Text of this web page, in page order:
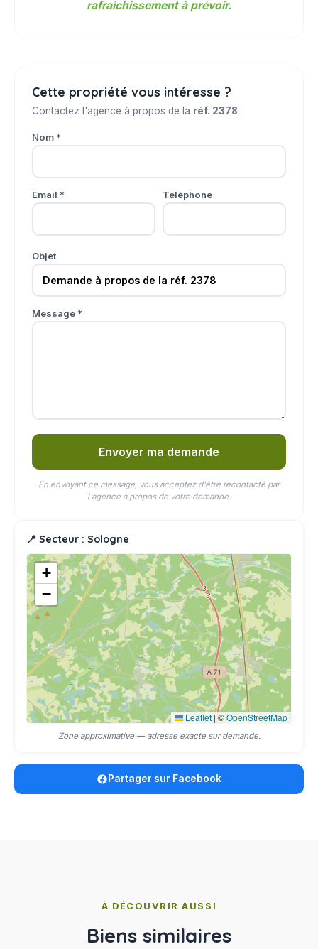
rafraichissement à prévoir.
Cette propriété vous intéresse ?
Contactez l'agence à propos de la réf. 2378.
Nom *
Email * Téléphone
Objet
Message *
Envoyer ma demande
En envoyant ce message, vous acceptez d'être recontacté par
l'agence à propos de votre demande.
📍 Secteur : Sologne
+
−
Leaflet | ©OpenStreetMap
Zone approximative — adresse exacte sur demande.
Partager sur Facebook
À DÉCOUVRIR AUSSI
Biens similaires